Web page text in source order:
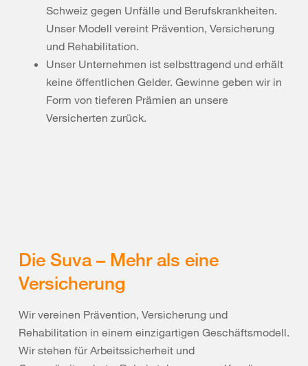
Schweiz gegen Unfälle und Berufskrankheiten.
Unser Modell vereint Prävention, Versicherung
und Rehabilitation.
Unser Unternehmen ist selbsttragend und erhält
keine öffentlichen Gelder. Gewinne geben wir in
Form von tieferen Prämien an unsere
Versicherten zurück.
Die Suva – Mehr als eine
Versicherung
Wir vereinen Prävention, Versicherung und
Rehabilitation in einem einzigartigen Geschäftsmodell.
Wir stehen für Arbeitssicherheit und